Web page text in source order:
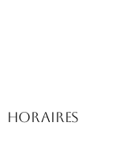
Horaires